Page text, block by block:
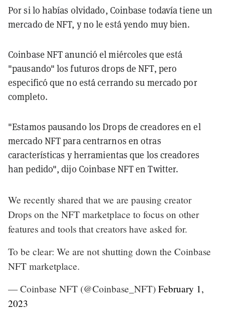
Por si lo habías olvidado, Coinbase todavía tiene un
mercado de NFT, y no le está yendo muy bien.
Coinbase NFT anunció el miércoles que está
"pausando" los futuros drops de NFT, pero
especificó que no está cerrando su mercado por
completo.
"Estamos pausando los Drops de creadores en el
mercado NFT para centrarnos en otras
características y herramientas que los creadores
han pedido", dijo Coinbase NFT en Twitter.
We recently shared that we are pausing creator
Drops on the NFT marketplace to focus on other
features and tools that creators have asked for.
To be clear: We are not shutting down the Coinbase
NFT marketplace.
— Coinbase NFT (@Coinbase_NFT) February 1,
2023